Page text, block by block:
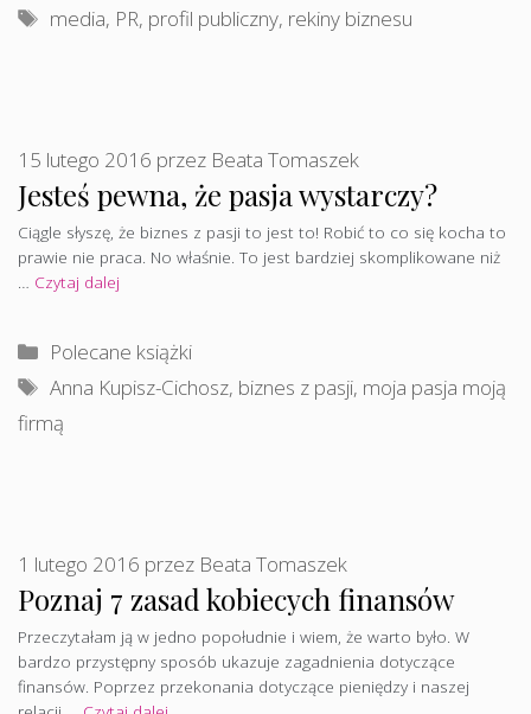
Tagi
media, PR, profil publiczny, rekiny biznesu
Jesteś pewna, że pasja wystarczy?
15 lutego 2016 przez Beata Tomaszek
Ciągle słyszę, że biznes z pasji to jest to! Robić to co się kocha to
prawie nie praca. No właśnie. To jest bardziej skomplikowane niż
… Czytaj dalej
Kategorie
Polecane książki
Tagi
Anna Kupisz-Cichosz, biznes z pasji, moja pasja moją
firmą
Poznaj 7 zasad kobiecych finansów
1 lutego 2016 przez Beata Tomaszek
Przeczytałam ją w jedno popołudnie i wiem, że warto było. W
bardzo przystępny sposób ukazuje zagadnienia dotyczące
finansów. Poprzez przekonania dotyczące pieniędzy i naszej